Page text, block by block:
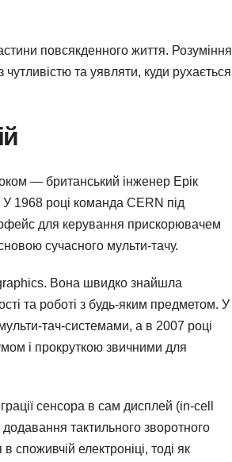
повсякденного життя. Розуміння
та уявляти, куди рухається
— британський інженер Ерік
1968 році команда CERN під
для керування прискорювачем
сучасного мульти-тачу.
Вона швидко знайшла
та роботі з будь-яким предметом. У
тач-системами, а в 2007 році
і прокруткою звичними для
сенсора в сам дисплей (in-cell
додавання тактильного зворотного
споживчій електроніці, тоді як